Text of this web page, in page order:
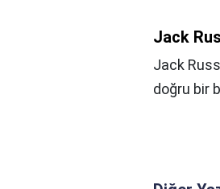
Jack
Jack
doğru bir